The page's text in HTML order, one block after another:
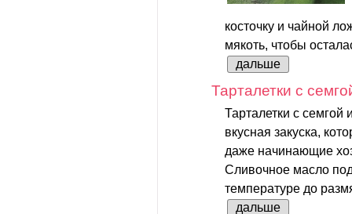
косточку и чайной
мякоть, чтобы
дальше
Тарталетки с
Тарталетки с семгой
вкусная закуска,
даже начинающие
Сливочное масло
температуре до
дальше